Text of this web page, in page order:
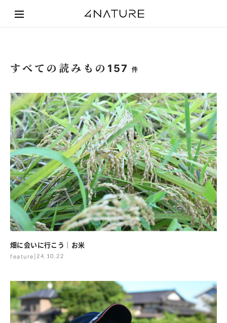
すべての読みもの 157 件
畑に会いに行こう｜お米
feature 24.10.22